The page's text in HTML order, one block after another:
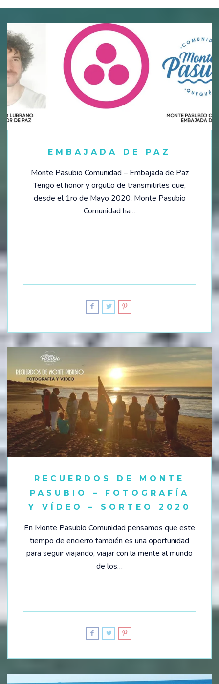
NOTICIAS
OPORTUNIDADES
SÉ PARTE DE NUESTRO EQUIPO
VACANTES DISPONIBLES
CONTACTO / RESERVAS:
INSTITUCIONES EDUCATIVAS
EMBAJADA DE PAZ
Monte Pasubio Comunidad – Embajada de Paz
Tengo el honor y orgullo de transmitirles que,
desde el 1ro de Mayo 2020, Monte Pasubio
Comunidad ha…
RECUERDOS DE MONTE
PASUBIO – FOTOGRAFÍA
Y VÍDEO – SORTEO 2020
En Monte Pasubio Comunidad pensamos que este
tiempo de encierro también es una oportunidad
para seguir viajando, viajar con la mente al mundo
de los…